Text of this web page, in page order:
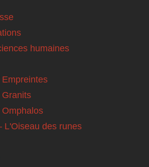
humaines
L'Oiseau des runes